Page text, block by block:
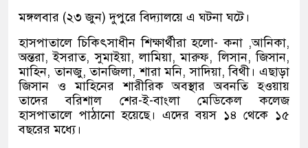
মঙ্গলবার (২৩ জুন) দুপুরে বিদ্যালয়ে এ ঘটনা ঘটে।
হাসপাতালে চিকিৎসাধীন শিক্ষার্থীরা হলো- কনা ,আনিকা,
অন্তরা, ইসরাত, সুমাইয়া, লামিয়া, মারুফ, লিসান, জিসান,
মাহিন, তানজু, তানজিলা, শারা মনি, সাদিয়া, বিথী। এছাড়া
জিসান ও মাহিনের শারীরিক অবস্থার অবনতি হওয়ায়
তাদের বরিশাল শের-ই-বাংলা মেডিকেল কলেজ
হাসপাতালে পাঠানো হয়েছে। এদের বয়স ১৪ থেকে ১৫
বছরের মধ্যে।